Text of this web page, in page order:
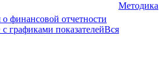
Методика
финансовой отчетности
показателейВся